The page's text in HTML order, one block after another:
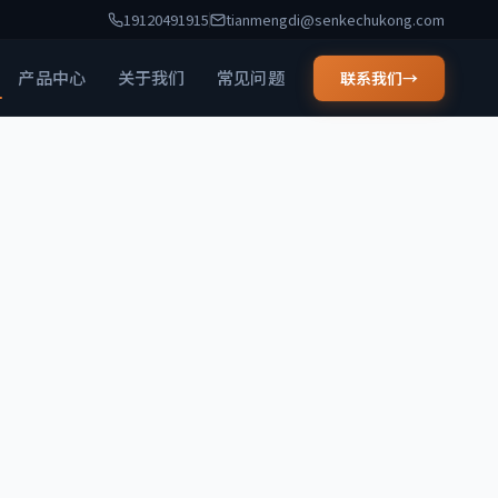
19120491915 tianmengdi@senkechukong.com
产品中心 关于我们 常见问题 联系我们→